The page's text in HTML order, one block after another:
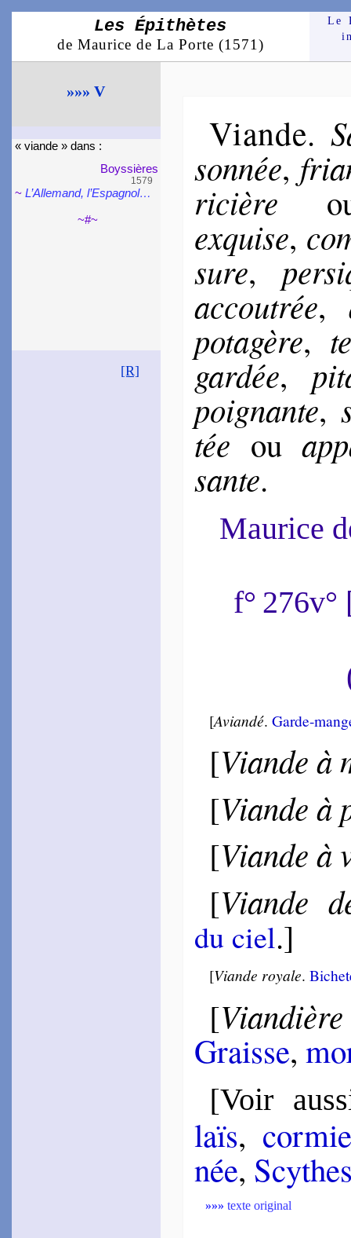
Les Épithètes
de Maurice de La Porte (1571)
Le
»»» V
« viande » dans :
Boyssières
1579
~L’Alle­mand, l’Espa­gnol…
~#~
[R]
Viande.
son­née,
ri­cière
exquise,
sure,
accou­trée,
po­ta­gère,
gar­dée,
poi­gnante,
tée ou
sante.
Maurice
f°
[Aviandé.Garde-
[Viande à
[Viande à
[Viande à
[Viande
du ciel.]
[Viande royale.
[Viandière
Graisse,
[Voir
laïs,
née,
»»» texte original